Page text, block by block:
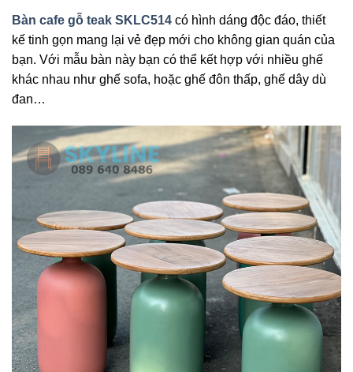
Bàn cafe gỗ teak SKLC514 có hình dáng độc đáo, thiết
kế tinh gọn mang lại vẻ đẹp mới cho không gian quán của
bạn. Với mẫu bàn này bạn có thể kết hợp với nhiều ghế
khác nhau như ghế sofa, hoặc ghế đôn thấp, ghế dây dù
đan…